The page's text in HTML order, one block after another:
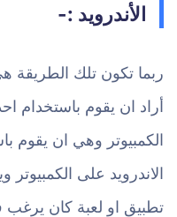
الأندرويد :-
ربما تكون تلك الطريقة
أراد ان يقوم باستخدام
الكمبيوتر وهي ان يقوم
الاندرويد على
تطبيق او لعبة كان يرغب